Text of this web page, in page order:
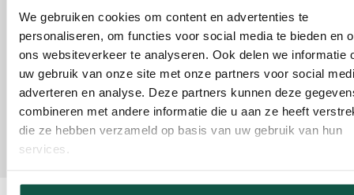
We gebruiken cookies om content en advertenties te
personaliseren, om functies voor social media te bieden en
ons websiteverkeer te analyseren. Ook delen we informatie
uw gebruik van onze site met onze partners voor social
adverteren en analyse. Deze partners kunnen deze
combineren met andere informatie die u aan ze heeft
die ze hebben verzameld op basis van uw gebruik van hun
services.
De 397,80
Qté recommandée par
Caillebotis Comfort:1 Pièce
310,25
Qté recommandée par
Caillebotis Comfort:1